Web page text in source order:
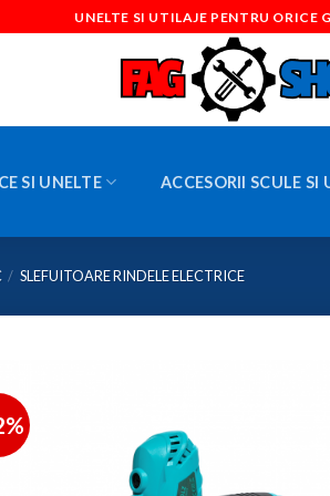
UNELTE SI UTILAJE PENTRU ORICE
SI UNELTE ACCESORII SCULE SI
/ SLEFUITOARE RINDELE ELECTRICE